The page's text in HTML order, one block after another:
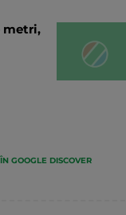
metri,
GOOGLE DISCOVER